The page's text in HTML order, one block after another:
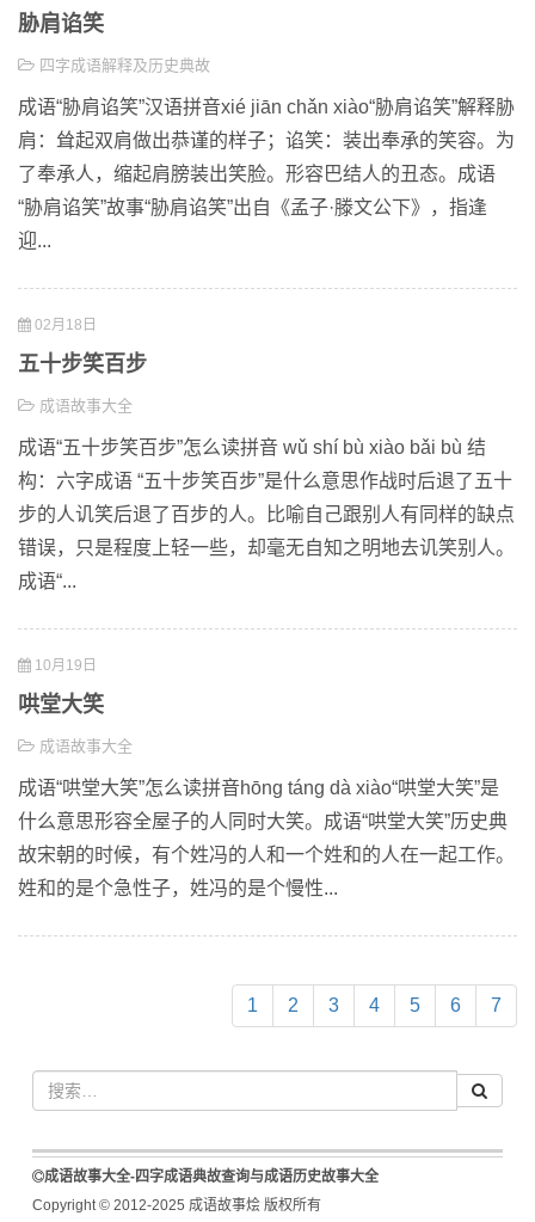
胁肩谄笑
四字成语解释及历史典故
成语“胁肩谄笑”汉语拼音xié jiān chǎn xiào“胁肩谄笑”解释胁
肩：耸起双肩做出恭谨的样子；谄笑：装出奉承的笑容。为
了奉承人，缩起肩膀装出笑脸。形容巴结人的丑态。成语
“胁肩谄笑”故事“胁肩谄笑”出自《孟子·滕文公下》，指逢
迎...
02月18日
五十步笑百步
成语故事大全
成语“五十步笑百步”怎么读拼音 wǔ shí bù xiào bǎi bù 结
构：六字成语 “五十步笑百步”是什么意思作战时后退了五十
步的人讥笑后退了百步的人。比喻自己跟别人有同样的缺点
错误，只是程度上轻一些，却毫无自知之明地去讥笑别人。
成语“...
10月19日
哄堂大笑
成语故事大全
成语“哄堂大笑”怎么读拼音hōng táng dà xiào“哄堂大笑”是
什么意思形容全屋子的人同时大笑。成语“哄堂大笑”历史典
故宋朝的时候，有个姓冯的人和一个姓和的人在一起工作。
姓和的是个急性子，姓冯的是个慢性...
1 2 3 4 5 6 7
成语故事大全-四字成语典故查询与成语历史故事大全
Copyright © 2012-2025 成语故事烩 版权所有